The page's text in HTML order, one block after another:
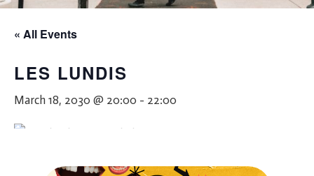
« All Events
LES LUNDIS
March 18, 2030 @ 20:00 - 22:00